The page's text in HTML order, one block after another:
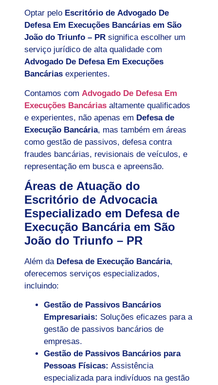
Optar pelo Escritório de Advogado De
Defesa Em Execuções Bancárias em São
João do Triunfo – PR significa escolher um
serviço jurídico de alta qualidade com
Advogado De Defesa Em Execuções
Bancárias experientes.
Contamos com Advogado De Defesa Em
Execuções Bancárias altamente qualificados
e experientes, não apenas em Defesa de
Execução Bancária, mas também em áreas
como gestão de passivos, defesa contra
fraudes bancárias, revisionais de veículos, e
representação em busca e apreensão.
Áreas de Atuação do
Escritório de Advocacia
Especializado em Defesa de
Execução Bancária em São
João do Triunfo – PR
Além da Defesa de Execução Bancária,
oferecemos serviços especializados,
incluindo:
Gestão de Passivos Bancários
Empresariais: Soluções eficazes para a
gestão de passivos bancários de
empresas.
Gestão de Passivos Bancários para
Pessoas Físicas: Assistência
especializada para indivíduos na gestão